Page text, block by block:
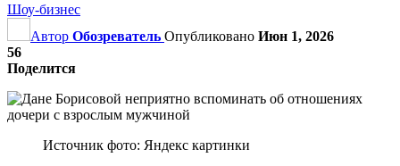
Шоу-бизнес
Автор Обозреватель Опубликовано Июн 1, 2026
56
Поделится
Источник фото: Яндекс картинки